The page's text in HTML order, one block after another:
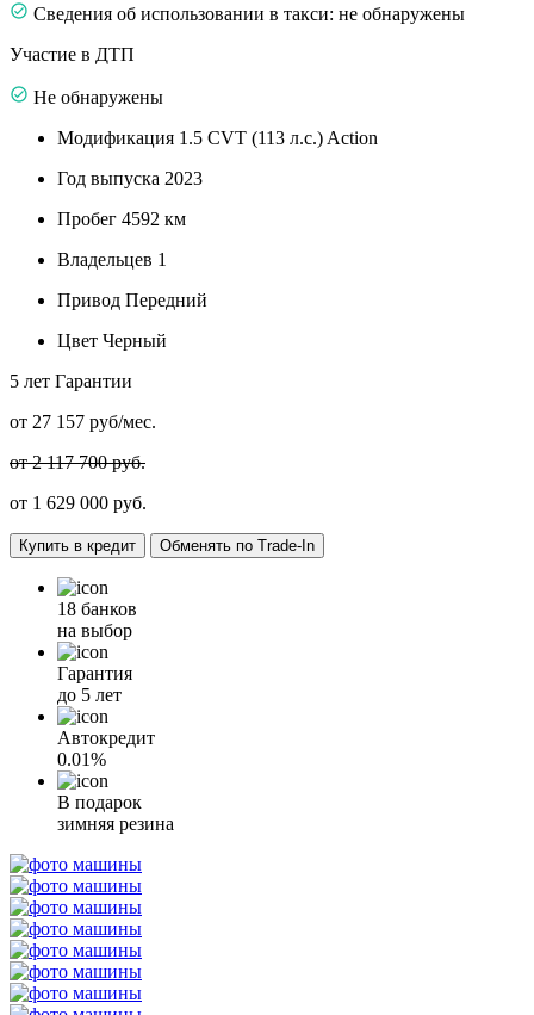
Сведения об использовании в такси: не обнаружены
Участие в ДТП
Не обнаружены
Модификация 1.5 CVT (113 л.с.) Action
Год выпуска 2023
Пробег 4592 км
Владельцев 1
Привод Передний
Цвет Черный
5 лет Гарантии
от 27 157 руб/мес.
от 2 117 700 руб.
от 1 629 000 руб.
Купить в кредит Обменять по Trade-In
18 банков
на выбор
Гарантия
до 5 лет
Автокредит
0.01%
В подарок
зимняя резина